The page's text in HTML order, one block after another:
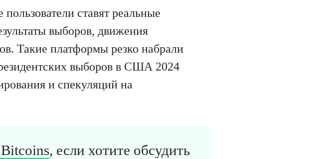
ставят реальные
выборов, движения
Такие платформы резко набрали
выборов в США 2024
и спекуляций на
, если хотите обсудить